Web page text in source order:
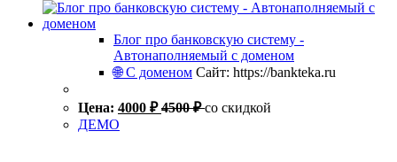
Блог про банковскую систему -
Автонаполняемый с доменом
🌐 С доменом Сайт: https://bankteka.ru
Цена: 4000 ₽ 4500₽ со скидкой
ДЕМО